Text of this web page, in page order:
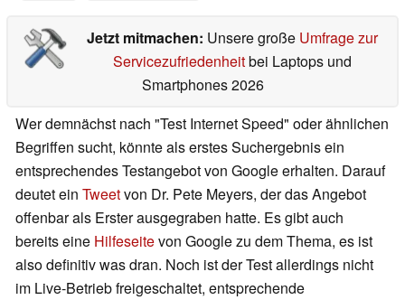
Jetzt mitmachen: Unsere große Umfrage zur
Servicezufriedenheitbei Laptops und
Smartphones 2026
Wer demnächst nach "Test Internet Speed" oder ähnlichen
Begriffen sucht, könnte als erstes Suchergebnis ein
entsprechendes Testangebot von Google erhalten. Darauf
deutet ein Tweetvon Dr. Pete Meyers, der das Angebot
offenbar als Erster ausgegraben hatte. Es gibt auch
bereits eine Hilfeseitevon Google zu dem Thema, es ist
also definitiv was dran. Noch ist der Test allerdings nicht
im Live-Betrieb freigeschaltet, entsprechende